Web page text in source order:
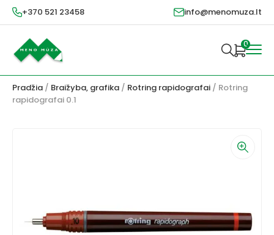
+370 521 23458 info@menomuza.lt
0
Pradžia / Braižyba, grafika / Rotring rapidografai / Rotring
rapidografai 0.1